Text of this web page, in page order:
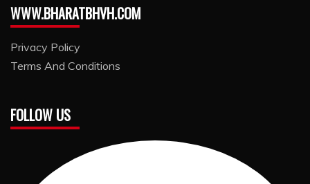
WWW.BHARATBHVH.COM
Privacy Policy
Terms And Conditions
FOLLOW US